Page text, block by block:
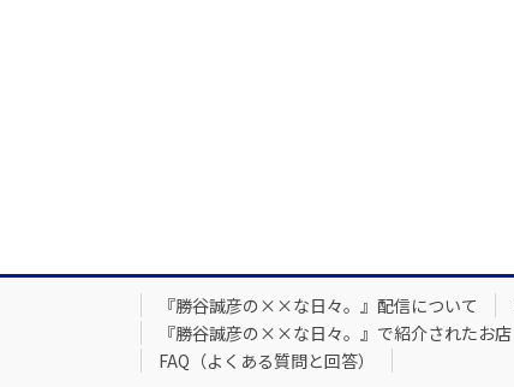
『勝谷誠彦の××な日々。』配信について
『勝谷誠彦の××な日々。』で紹介されたお店
FAQ（よくある質問と回答）